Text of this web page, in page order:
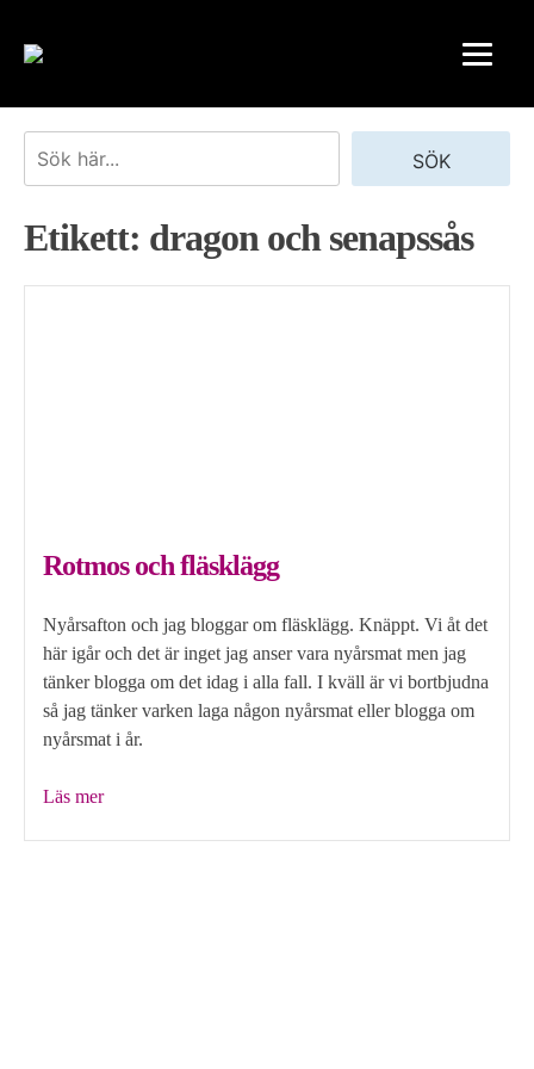
content
SÖK
Etikett: dragon och senapssås
Rotmos och fläsklägg
Nyårsafton och jag bloggar om fläsklägg. Knäppt. Vi åt det
här igår och det är inget jag anser vara nyårsmat men jag
tänker blogga om det idag i alla fall. I kväll är vi bortbjudna
så jag tänker varken laga någon nyårsmat eller blogga om
nyårsmat i år.
Läs mer”Rotmos